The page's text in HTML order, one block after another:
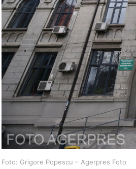
Foto: Grigore Popescu – Agerpres Foto